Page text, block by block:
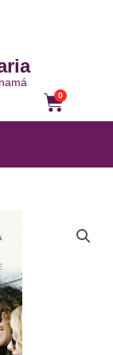
0
Carrito